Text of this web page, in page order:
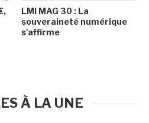
LMI MAG 30 : La
souveraineté numérique
s'affirme
À LA UNE